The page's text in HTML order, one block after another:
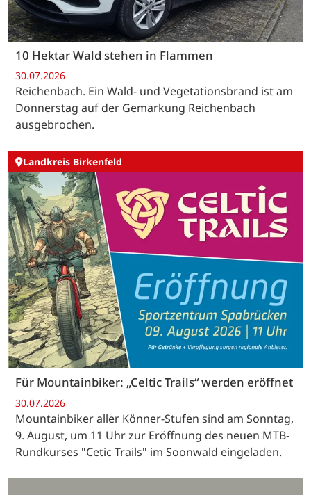
10 Hektar Wald stehen in Flammen
30.07.2026
Reichenbach. Ein Wald- und Vegetationsbrand ist am
Donnerstag auf der Gemarkung Reichenbach
ausgebrochen.
Landkreis Birkenfeld
Für Mountainbiker: „Celtic Trails“ werden eröffnet
30.07.2026
Mountainbiker aller Könner-Stufen sind am Sonntag,
9. August, um 11 Uhr zur Eröffnung des neuen MTB-
Rundkurses "Cetic Trails" im Soonwald eingeladen.